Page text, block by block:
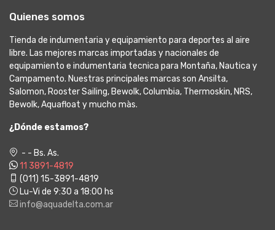
Quienes somos
Tienda de indumentaria y equipamiento para deportes al aire
libre. Las mejores marcas importadas y nacionales de
equipamiento e indumentaria tecnica para Montaña, Nautica y
Campamento. Nuestras principales marcas son Ansilta,
Salomon, Rooster Sailing, Bewolk, Columbia, Thermoskin, NRS,
Bewolk, Aquafloat y mucho màs.
¿Dónde estamos?
- - Bs. As.
11 3891-4819
(011) 15-3891-4819
Lu-Vi de 9:30 a 18:00 hs
info@aquadelta.com.ar